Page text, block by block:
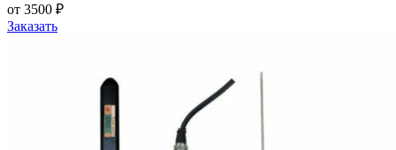
от 3500 ₽
Заказать